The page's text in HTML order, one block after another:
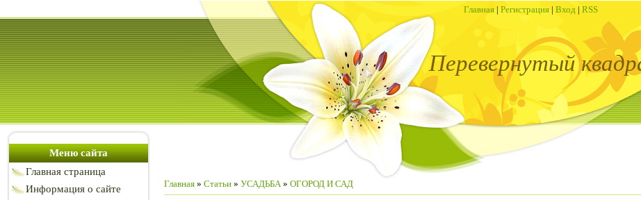
Главная | Регистрация | Вход | RSS
Перевернутый
Меню сайта
Главная страница
Информация о сайте
Главная » Статьи » УСАДЬБА» ОГОРОД И САД